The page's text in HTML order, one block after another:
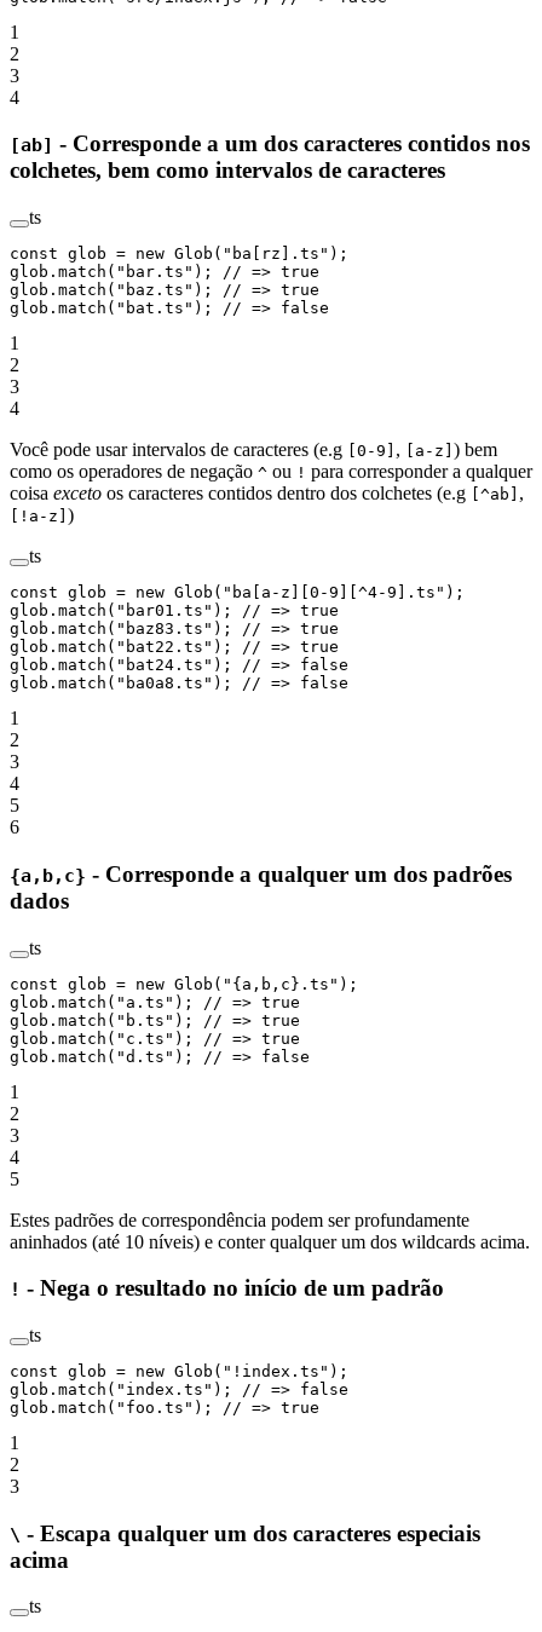
1
2
3
4
[ab] - Corresponde a um dos caracteres contidos nos
colchetes, bem como intervalos de caracteres
ts
const glob = new Glob ( "ba[rz].ts" );
glob. match ( "bar.ts" ); // => true
glob. match ( "baz.ts" ); // => true
glob. match ( "bat.ts" ); // => false
1
2
3
4
Você pode usar intervalos de caracteres (e.g
[0-9] , [a-z] ) bem
como os operadores de negação ^ ou ! para corresponder a qualquer
coisa exceto os caracteres contidos dentro dos colchetes (e.g [^ab] ,
[!a-z] )
ts
const glob = new Glob ( "ba[a-z][0-9][^4-9].ts" );
glob. match ( "bar01.ts" ); // => true
glob. match ( "baz83.ts" ); // => true
glob. match ( "bat22.ts" ); // => true
glob. match ( "bat24.ts" ); // => false
glob. match ( "ba0a8.ts" ); // => false
1
2
3
4
5
6
{a,b,c} - Corresponde a qualquer um dos padrões
dados
ts
const glob = new Glob ( "{a,b,c}.ts" );
glob. match ( "a.ts" );
// => true
glob. match ( "b.ts" );
// => true
glob. match ( "c.ts" );
// => true
glob. match ( "d.ts" ); // => false
1
2
3
4
5
Estes padrões de correspondência podem ser profundamente
aninhados (até 10 níveis) e conter qualquer um dos wildcards acima.
! - Nega o resultado no início de um padrão
ts
const glob = new Glob ( "!index.ts" );
glob. match ( "index.ts" ); // => false
glob. match ( "foo.ts" ); // => true
1
2
3
\ - Escapa qualquer um dos caracteres especiais
acima
ts